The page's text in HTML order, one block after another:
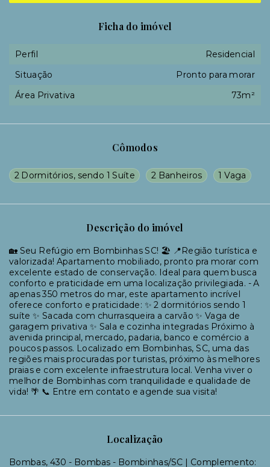
Cômodos
2 Dormitórios, sendo 1 Suíte 2 Banheiros 1 Vaga
Descrição do imóvel
🏡 Seu Refúgio em Bombinhas SC! 🏖️ 📍Região turística e
valorizada! Apartamento mobiliado, pronto pra morar com
excelente estado de conservação. Ideal para quem busca
conforto e praticidade em uma localização privilegiada. - A
apenas 350 metros do mar, este apartamento incrível
oferece conforto e praticidade: ✨ 2 dormitórios sendo 1
suíte ✨ Sacada com churrasqueira a carvão ✨ Vaga de
garagem privativa ✨ Sala e cozinha integradas Próximo à
avenida principal, mercado, padaria, banco e comércio a
poucos passos. Localizado em Bombinhas, SC, uma das
regiões mais procuradas por turistas, próximo às melhores
praias e com excelente infraestrutura local. Venha viver o
melhor de Bombinhas com tranquilidade e qualidade de
vida! 🌴 📞 Entre em contato e agende sua visita!
Localização
Bombas, 430 - Bombas - Bombinhas/SC | Complemento:
Ficha do imóvel
Perfil
Residencial
Situação
Pronto para morar
Área Privativa
73m²